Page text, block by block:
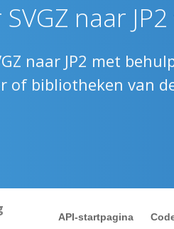
naar JP2
naar JP2 met
of bibliotheken van
API-startpagina